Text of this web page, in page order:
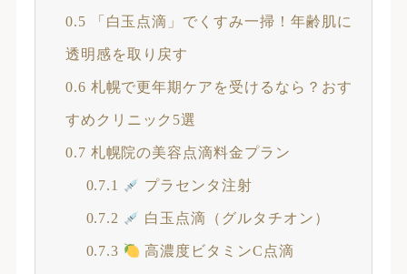
0.5 「白玉点滴」でくすみ一掃！年齢肌に
透明感を取り戻す
0.6 札幌で更年期ケアを受けるなら？おす
すめクリニック5選
0.7 札幌院の美容点滴料金プラン
0.7.1 プラセンタ注射
0.7.2 白玉点滴（グルタチオン）
0.7.3 高濃度ビタミンC点滴